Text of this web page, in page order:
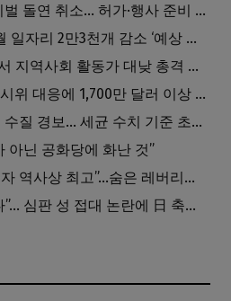
사상 첫 LA 재즈 페스티벌 돌연 취소… 허가·행사 준비 문제로 일정 변경
미 고용시장 급랭 … 7월 일자리 2만3천개 감소 ‘예상 밖 쇼크’
사우스 LA 하이드파크서 지역사회 활동가 대낮 총격 사망… 용의자 도주
지난해 LA 도심 반 ICE 시위 대응에 1,700만 달러 이상 지출… LAPD, 대규모 시위 대비 강화 필요
LA 카운티 일부 해변에 수질 경보… 세균 수치 기준 초과, 입수 자제 당부
아닌 공화당에 화난 것”
JP모건 다이먼 “신용융자 역사상 최고”…숨은 레버리지 경고
“우리 심판 이름 나왔다”… 심판 성 접대 논란에 日 축구계 발칵